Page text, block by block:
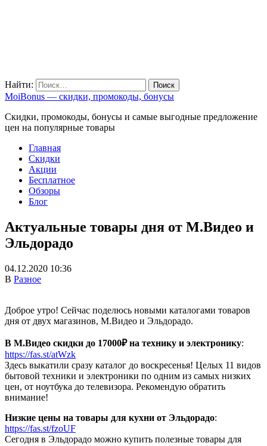
Найти:
MoiBonus — скидки, промокоды, бонусы
Скидки, промокоды, бонусы и самые выгодные предложение
цен на популярные товары
Главная
Скидки
Акции
Бесплатное
Обзоры
Блог
Актуальные товары дня от М.Видео и
Эльдорадо
04.12.2020 10:36
В Разное
Доброе утро! Сейчас поделюсь новыми каталогами товаров
дня от двух магазинов, М.Видео и Эльдорадо.
В М.Видео скидки до 17000₽ на технику и электронику:
https://fas.st/atWzk
Здесь выкатили сразу каталог до воскресенья! Целых 11 видов
бытовой техники и электроники по одним из самых низких
цен, от ноутбука до телевизора. Рекомендую обратить
внимание!
Низкие цены на товары для кухни от Эльдорадо:
https://fas.st/fzoUF
Сегодня в Эльдорадо можно купить полезные товары для